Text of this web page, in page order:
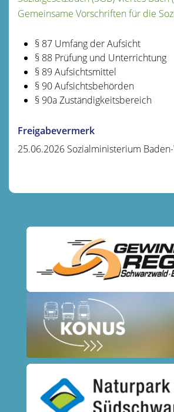
Gemeinsame Vorschriften für die
§ 87 Umfang der Aufsicht
§ 88 Prüfung und Unterrichtung
§ 89 Aufsichtsmittel
§ 90 Aufsichtsbehörden
§ 90a Zuständigkeitsbereich
Freigabevermerk
25.06.2026 Sozialministerium